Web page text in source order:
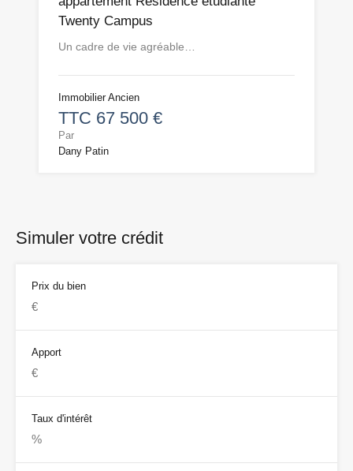
Twenty Campus
Un cadre de vie agréable…
Immobilier Ancien
TTC 67 500 €
Par
Dany Patin
Simuler votre crédit
Prix du bien
Apport
Taux d'intérêt